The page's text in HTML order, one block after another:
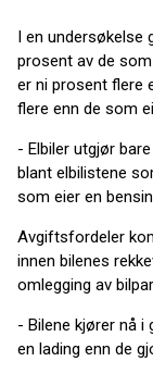
I en undersøkelse
prosent av de
er ni prosent flere
flere enn de som
- Elbiler utgjør
blant elbilistene
som eier en
Avgiftsfordeler
innen bilenes
omlegging av
- Bilene kjører nå i
en lading enn de